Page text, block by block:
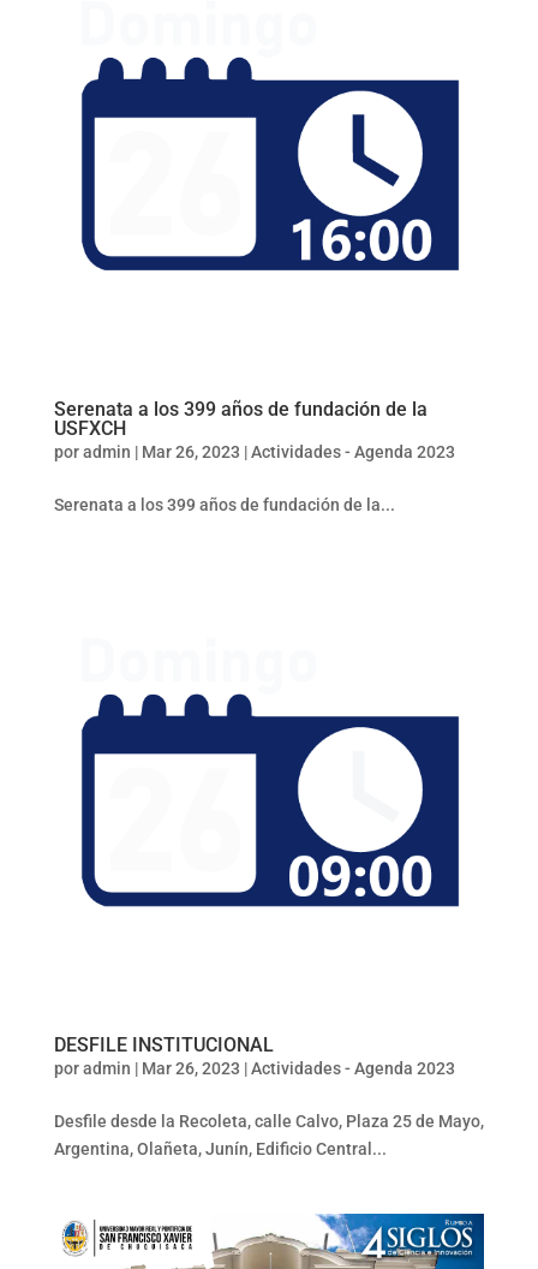
Serenata a los 399 años de fundación de la
USFXCH
poradmin | Mar 26, 2023 |Actividades - Agenda 2023
Serenata a los 399 años de fundación de la...
DESFILE INSTITUCIONAL
poradmin | Mar 26, 2023 |Actividades - Agenda 2023
Desfile desde la Recoleta, calle Calvo, Plaza 25 de Mayo,
Argentina, Olañeta, Junín, Edificio Central...